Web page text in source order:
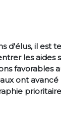
d'élus, il
les aides
favorables
ont